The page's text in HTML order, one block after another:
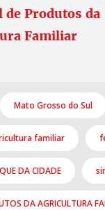
de Produtos da
Familiar
Mato Grosso do Sul
familiar
DA CIDADE
DA AGRICULTURA